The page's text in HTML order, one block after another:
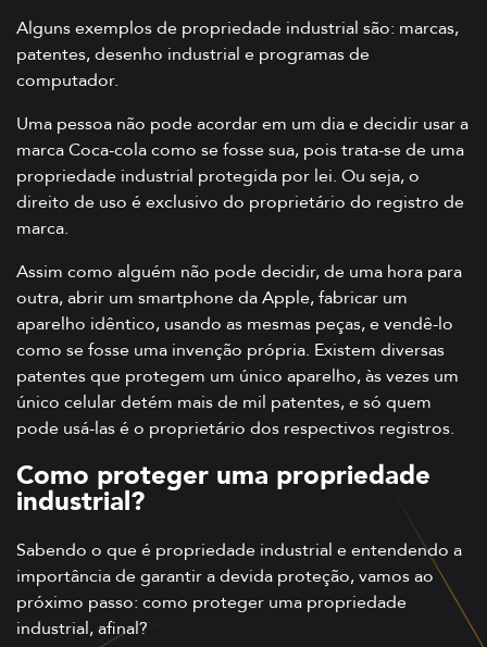
Alguns exemplos de propriedade industrial são: marcas,
patentes, desenho industrial e programas de
computador.
Uma pessoa não pode acordar em um dia e decidir usar a
marca Coca-cola como se fosse sua, pois trata-se de uma
propriedade industrial protegida por lei. Ou seja, o
direito de uso é exclusivo do proprietário do registro de
marca.
Assim como alguém não pode decidir, de uma hora para
outra, abrir um smartphone da Apple, fabricar um
aparelho idêntico, usando as mesmas peças, e vendê-lo
como se fosse uma invenção própria. Existem diversas
patentes que protegem um único aparelho, às vezes um
único celular detém mais de mil patentes, e só quem
pode usá-las é o proprietário dos respectivos registros.
Como proteger uma propriedade
industrial?
Sabendo o que é propriedade industrial e entendendo a
importância de garantir a devida proteção, vamos ao
próximo passo: como proteger uma propriedade
industrial, afinal?